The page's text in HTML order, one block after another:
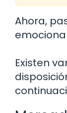
Ahora,
Existen